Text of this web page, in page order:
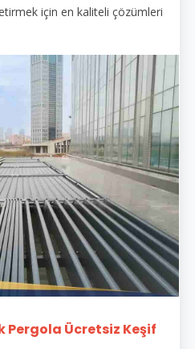
için en kaliteli çözümleri
Ücretsiz Keşif